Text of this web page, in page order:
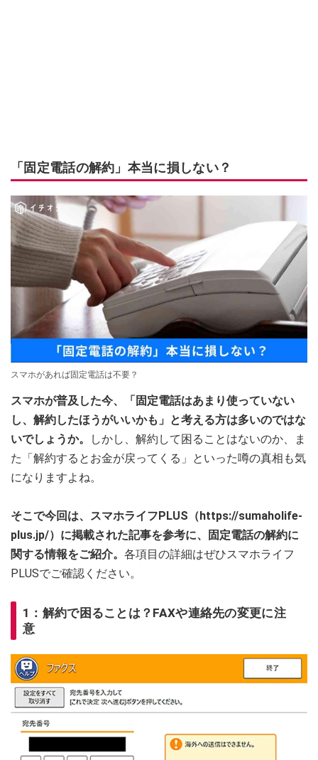
「固定電話の解約」本当に損しない？
スマホがあれば固定電話は不要？
スマホが普及した今、「固定電話はあまり使っていない
し、解約したほうがいいかも」と考える方は多いのではな
いでしょうか。
しかし、解約して困ることはないのか、ま
た「解約するとお金が戻ってくる」といった噂の真相も気
になりますよね。
そこで今回は、スマホライフPLUS（https://sumaholife-
plus.jp/）に掲載された記事を参考に、固定電話の解約に
関する情報をご紹介。 各項目の詳細はぜひスマホライフ
PLUSでご確認ください。
1：解約で困ることは？FAXや連絡先の変更に注
意